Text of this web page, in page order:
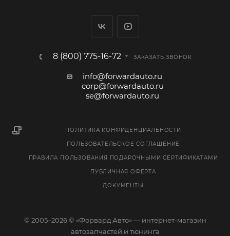
8 (800) 775-16-72 ЗАКАЗАТЬ ЗВОНОК
info@forwardauto.ru
corp@forwardauto.ru
se@forwardauto.ru
ПОЛИТИКА КОНФИДЕНЦИАЛЬНОСТИ
ПОЛЬЗОВАТЕЛЬСКОЕ СОГЛАШЕНИЕ
ПРАВИЛА ПОЛЬЗОВАНИЯ ПОДАРОЧНЫМИ СЕРТИФИКАТАМИ
ПУБЛИЧНАЯ ОФЕРТА
ДОКУМЕНТЫ
© 2005–2026 © «Форвард Авто» — интернет-магазин
автозапчастей и тюнинга